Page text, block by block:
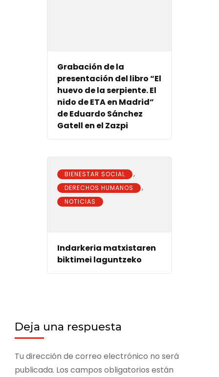
Grabación de la
presentación del libro “El
huevo de la serpiente. El
nido de ETA en Madrid”
de Eduardo Sánchez
Gatell en el Zazpi
BIENESTAR SOCIAL ,
DERECHOS HUMANOS ,
NOTICIAS
Indarkeria matxistaren
biktimei laguntzeko
Deja una respuesta
Tu dirección de correo electrónico no será
publicada. Los campos obligatorios están